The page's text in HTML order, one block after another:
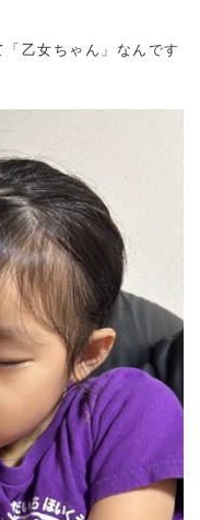
乙女ちゃん」なんです